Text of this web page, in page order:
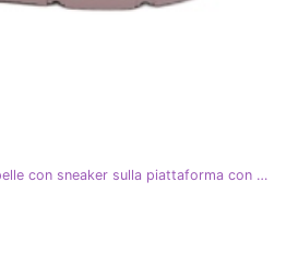
Vinceza Scarpe sportive in pelle con sneaker sulla piattaforma con il beige scuro di Vincez Castle 88019